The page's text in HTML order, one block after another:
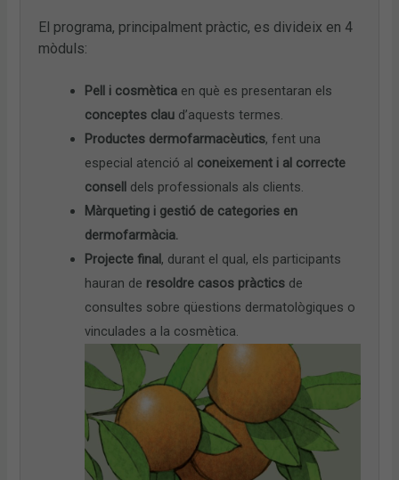
El programa, principalment pràctic, es divideix en 4
mòduls:
Pell i cosmètica en què es presentaran els
conceptes clau d’aquests termes.
Productes dermofarmacèutics, fent una
especial atenció al coneixement i al correcte
consell dels professionals als clients.
Màrqueting i gestió de categories en
dermofarmàcia.
Projecte final, durant el qual, els participants
hauran de resoldre casos pràctics de
consultes sobre qüestions dermatològiques o
vinculades a la cosmètica.